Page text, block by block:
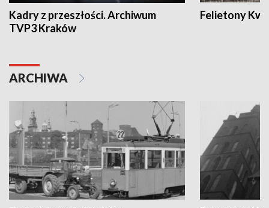
Kadry z przeszłości. Archiwum
TVP3 Kraków
Felietony
ARCHIWA